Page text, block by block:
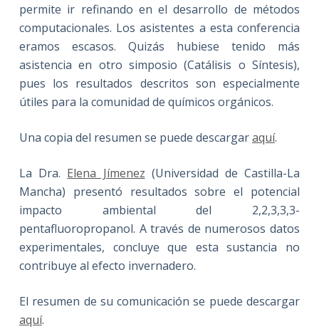
permite ir refinando en el desarrollo de métodos
computacionales. Los asistentes a esta conferencia
eramos escasos. Quizás hubiese tenido más
asistencia en otro simposio (Catálisis o Síntesis),
pues los resultados descritos son especialmente
útiles para la comunidad de químicos orgánicos.
Una copia del resumen se puede descargaraquí.
La Dra. Elena Jímenez (Universidad de Castilla-La
Mancha) presentó resultados sobre el potencial
impacto ambiental del 2,2,3,3,3-
pentafluoropropanol. A través de numerosos datos
experimentales, concluye que esta sustancia no
contribuye al efecto invernadero.
El resumen de su comunicación se puede descargar
aquí.